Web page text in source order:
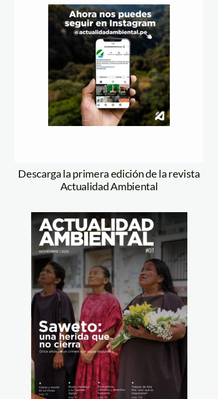
Descarga la primera edición de la revista
Actualidad Ambiental